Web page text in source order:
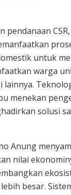
pendanaan
untuk
warga
lainnya.
menekan
solusi
Anung
nilai
besar.